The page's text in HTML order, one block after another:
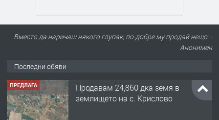
Вместо да наричаш някого глупак, по-добре му продай нещо. -
Анонимен
Последни обяви
ПРЕДЛАГА
Продавам 24,860 дка земя в
землището на с. Крислово